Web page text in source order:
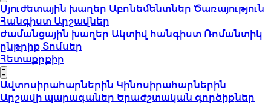
Սյուժետային խաղեր Աբոնեմենտներ Ծառայություն
Հանգիստ Արշավներ
Ժամանցային խաղեր Ակտիվ հանգիստ Ռոմանտիկ
ընթրիք Տոմսեր
Հետաքրքիր
Ավտոսիրահարներին Կինոսիրահարներին
Արշավի պարագաներ Երաժշտական գործիքներ